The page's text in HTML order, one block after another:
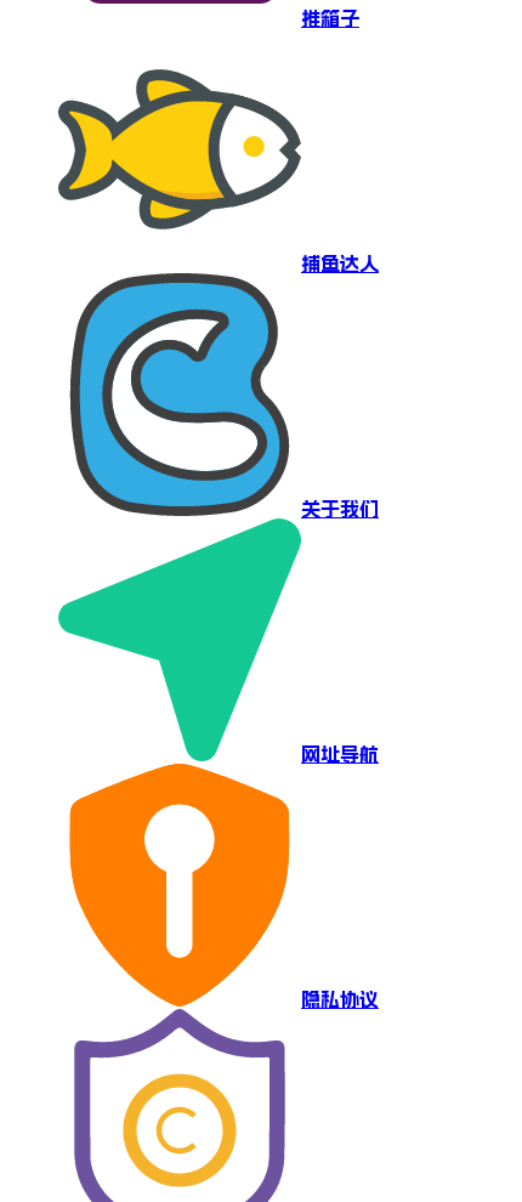
推箱子
捕鱼达人
关于我们
网址导航
隐私协议